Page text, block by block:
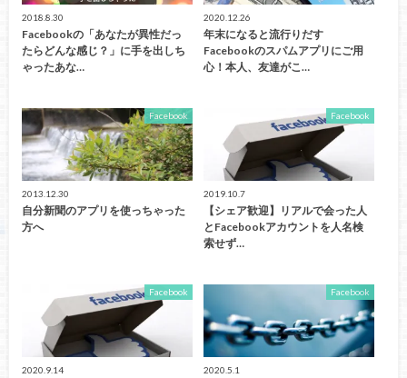
2018.8.30
Facebookの「あなたが異性だっ
たらどんな感じ？」に手を出しち
ゃったあな…
2020.12.26
年末になると流行りだす
Facebookのスパムアプリにご用
心！本人、友達がこ…
Facebook
2013.12.30
自分新聞のアプリを使っちゃった
方へ
Facebook
2019.10.7
【シェア歓迎】リアルで会った人
とFacebookアカウントを人名検
索せず…
Facebook
2020.9.14
Facebook
2020.5.1